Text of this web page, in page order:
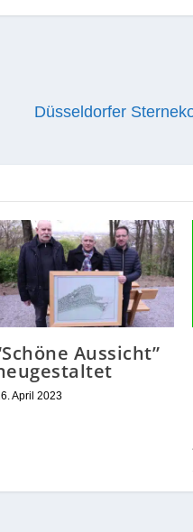
Düsseldorfer
Aussicht”
April 2023